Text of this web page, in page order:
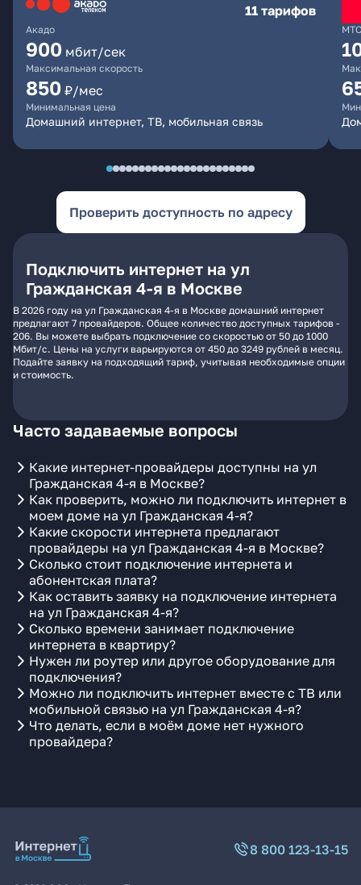
Акадо
11 тарифов
900 мбит/сек
Максимальная скорость
850 ₽/мес
Минимальная цена
Домашний интернет, ТВ, мобильная связь
МТС
Проверить доступность по адресу
Подключить интернет на ул
Гражданская 4-я в Москве
В 2026 году на ул Гражданская 4-я в Москве домашний интернет
предлагают 7 провайдеров. Общее количество доступных тарифов -
206. Вы можете выбрать подключение со скоростью от 50 до 1000
Мбит/с. Цены на услуги варьируются от 450 до 3249 рублей в месяц.
Подайте заявку на подходящий тариф, учитывая необходимые опции
и стоимость.
Часто задаваемые вопросы
Какие интернет-провайдеры доступны на ул
Гражданская 4-я в Москве?
Как проверить, можно ли подключить интернет в
моем доме на ул Гражданская 4-я?
Какие скорости интернета предлагают
провайдеры на ул Гражданская 4-я в Москве?
Сколько стоит подключение интернета и
абонентская плата?
Как оставить заявку на подключение интернета
на ул Гражданская 4-я?
Сколько времени занимает подключение
интернета в квартиру?
Нужен ли роутер или другое оборудование для
подключения?
Можно ли подключить интернет вместе с ТВ или
мобильной связью на ул Гражданская 4-я?
Что делать, если в моём доме нет нужного
провайдера?
8 800 123-13-15